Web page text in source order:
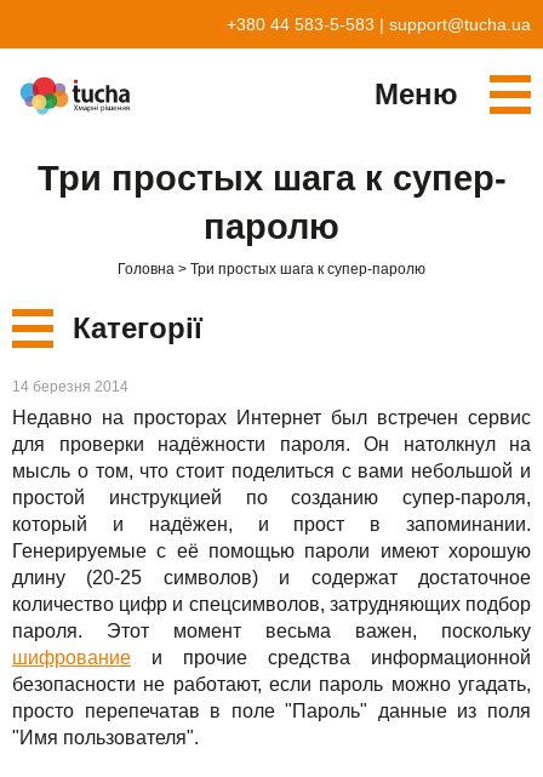
+380 44 583-5-583 | support@tucha.ua
Меню
TuchaHost
TuchaMetal
TuchaBackup
TuchaHosting
TuchaSync
Хостинг CRM
Хостинг сайтів-конструкторів
Віддалений офіс
Реселінг хостингу
Про нас
Компанія
Кар'єра
Контакти
Три простых шага к супер-
паролю
Головна Три простых шага к супер-паролю
Категорії
Нові
Сервіси
Рішення
Для бізнесу
Техпідтримка
Інструкції
FAQ
14 березня 2014
Недавно на просторах Интернет был встречен сервис
для проверки надёжности пароля. Он натолкнул на
мысль о том, что стоит поделиться с вами небольшой и
простой инструкцией по созданию супер-пароля,
который и надёжен, и прост в запоминании.
Генерируемые с её помощью пароли имеют хорошую
длину (20-25 символов) и содержат достаточное
количество цифр и спецсимволов, затрудняющих подбор
пароля. Этот момент весьма важен, поскольку
шифрование и прочие средства информационной
безопасности не работают, если пароль можно угадать,
просто перепечатав в поле "Пароль" данные из поля
"Имя пользователя".